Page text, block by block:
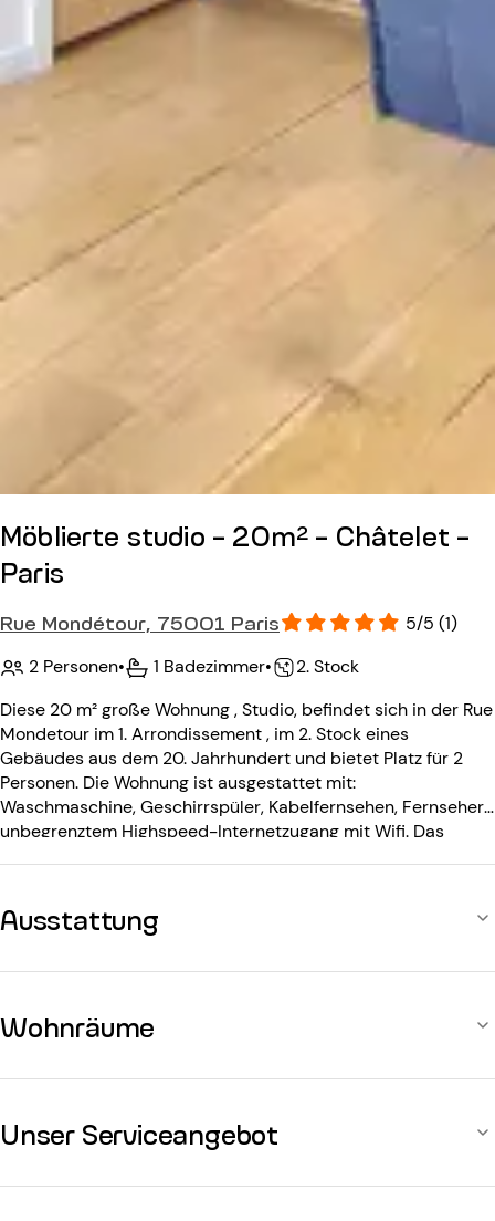
Möblierte studio - 20m² - Châtelet -
Paris
Rue Mondétour, 75001 Paris
5/5 (1)
2 Personen• 1 Badezimmer•
2. Stock
Diese 20 m² große Wohnung , Studio, befindet sich in der Rue
Mondetour im 1. Arrondissement , im 2. Stock eines
Gebäudes aus dem 20. Jahrhundert und bietet Platz für 2
Personen. Die Wohnung ist ausgestattet mit:
Waschmaschine, Geschirrspüler, Kabelfernsehen, Fernseher,
unbegrenztem Highspeed-Internetzugang mit Wifi. Das
Ausstattung
Wohnräume
Unser Serviceangebot